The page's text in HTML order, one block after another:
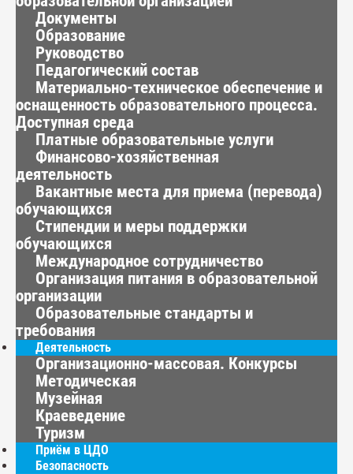
Документы
Образование
Руководство
Педагогический состав
Материально-техническое обеспечение и
оснащенность образовательного процесса.
Доступная среда
Платные образовательные услуги
Финансово-хозяйственная
деятельность
Вакантные места для приема (перевода)
обучающихся
Стипендии и меры поддержки
обучающихся
Международное сотрудничество
Организация питания в образовательной
организации
Образовательные стандарты и
требования
Деятельность
Организационно-массовая. Конкурсы
Методическая
Музейная
Краеведение
Туризм
Приём в ЦДО
Безопасность